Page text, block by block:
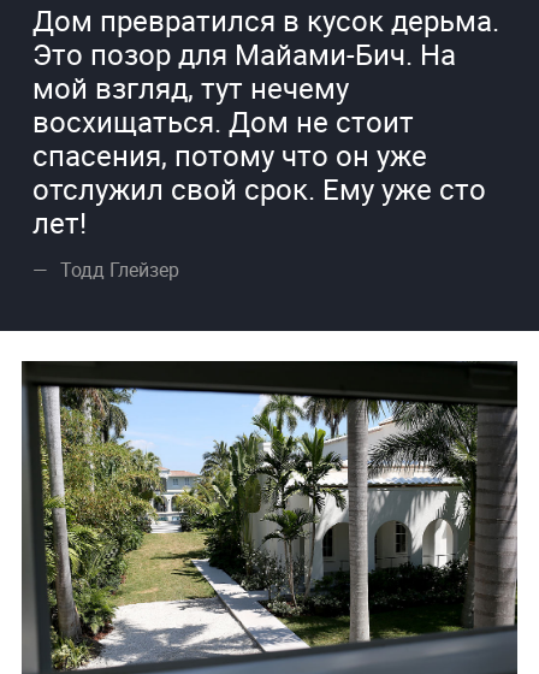
Дом превратился в кусок дерьма.
Это позор для Майами-Бич. На
мой взгляд, тут нечему
восхищаться. Дом не стоит
спасения, потому что он уже
отслужил свой срок. Ему уже сто
лет!
Тодд Глейзер